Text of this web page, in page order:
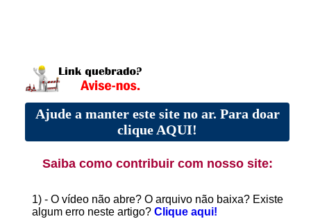
Ajude a manter este site no ar. Para doar
clique AQUI!
Saiba como contribuir com nosso site:
1) - O vídeo não abre? O arquivo não baixa? Existe
algum erro neste artigo? Clique aqui!